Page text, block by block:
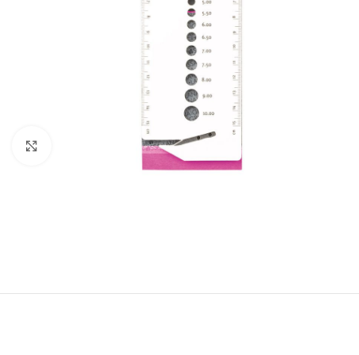
Klik om te vergroten